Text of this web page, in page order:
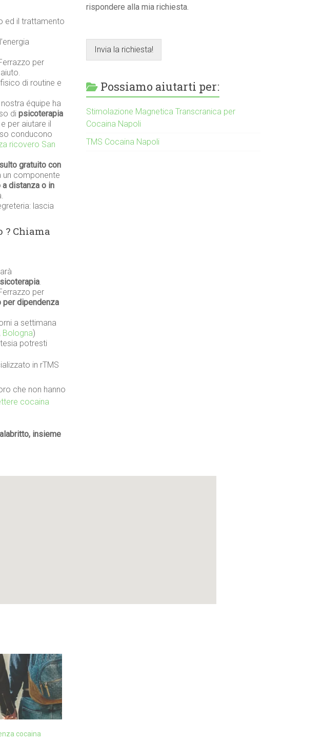
ed il trattamento
per
di routine e
nostra équipe ha
di psicoterapia
per aiutare il
conducono
ricovero San
gratuito con
un componente
distanza o in
lascia
? Chiama
.
per
per dipendenza
a settimana
Bologna)
potresti
in rTMS
che non hanno
cocaina
insieme
cocaina
rispondere alla mia richiesta.
Invia la richiesta!
Possiamo aiutarti per:
Stimolazione Magnetica Transcranica per
Cocaina Napoli
TMS Cocaina Napoli